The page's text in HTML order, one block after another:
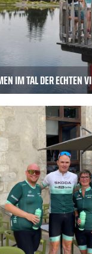
IM TAL DER ECHTEN